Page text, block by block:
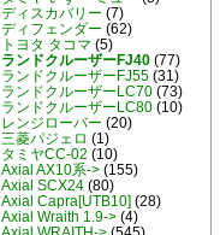
ディスカバリー (7)
ディフェンダー (62)
トヨタ タコマ (5)
ランドクルーザーFJ40(77)
ランドクルーザーFJ55(31)
ランドクルーザーLC70(73)
ランドクルーザーLC80(10)
レンジローバー (20)
三菱パジェロ (1)
タミヤCC-02 (10)
Axial AX10系->(155)
Axial SCX24(80)
Axial Capra[UTB10] (28)
Axial Wraith 1.9->(4)